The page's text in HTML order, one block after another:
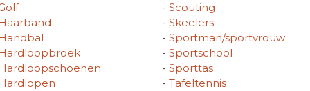
- Scouting
- Skeelers
- Sportman/sportvrouw
- Sportschool
- Sporttas
- Tafeltennis